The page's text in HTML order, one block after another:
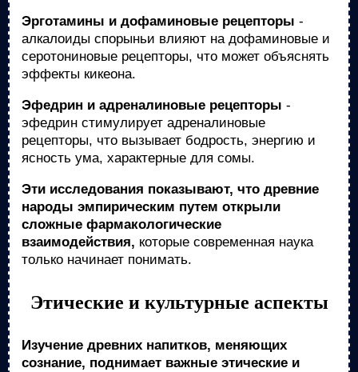
Эрготамины и дофаминовые рецепторы -
алкалоиды спорыньи влияют на дофаминовые и
серотониновые рецепторы, что может объяснять
эффекты кикеона.
Эфедрин и адреналиновые рецепторы -
эфедрин стимулирует адреналиновые
рецепторы, что вызывает бодрость, энергию и
ясность ума, характерные для сомы.
Эти исследования показывают, что древние
народы эмпирическим путем открыли
сложные фармакологические
взаимодействия, которые современная наука
только начинает понимать.
Этические и культурные аспекты
Изучение древних напитков, меняющих
сознание, поднимает важные этические и